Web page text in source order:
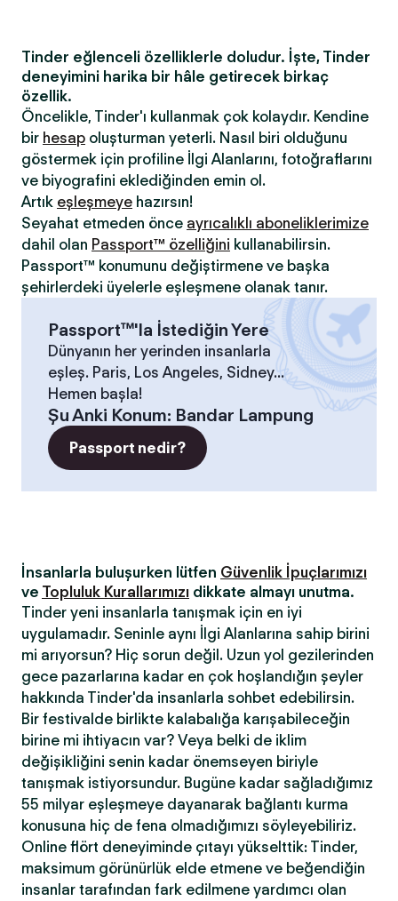
Tinder eğlenceli özelliklerle doludur. İşte, Tinder
deneyimini harika bir hâle getirecek birkaç
özellik.
Öncelikle, Tinder'ı kullanmak çok kolaydır. Kendine
bir hesap oluşturman yeterli. Nasıl biri olduğunu
göstermek için profiline İlgi Alanlarını, fotoğraflarını
ve biyografini eklediğinden emin ol.
Artık eşleşmeye hazırsın!
Seyahat etmeden önce ayrıcalıklı aboneliklerimize
dahil olan Passport™ özelliğini kullanabilirsin.
Passport™ konumunu değiştirmene ve başka
şehirlerdeki üyelerle eşleşmene olanak tanır.
Passport™'la İstediğin Yere
Dünyanın her yerinden insanlarla
eşleş. Paris, Los Angeles, Sidney...
Hemen başla!
Şu Anki Konum: Bandar Lampung
Passport nedir?
İnsanlarla buluşurken lütfen Güvenlik İpuçlarımızı
ve Topluluk Kurallarımızı dikkate almayı unutma.
Tinder yeni insanlarla tanışmak için en iyi
uygulamadır. Seninle aynı İlgi Alanlarına sahip birini
mi arıyorsun? Hiç sorun değil. Uzun yol gezilerinden
gece pazarlarına kadar en çok hoşlandığın şeyler
hakkında Tinder'da insanlarla sohbet edebilirsin.
Bir festivalde birlikte kalabalığa karışabileceğin
birine mi ihtiyacın var? Veya belki de iklim
değişikliğini senin kadar önemseyen biriyle
tanışmak istiyorsundur. Bugüne kadar sağladığımız
55 milyar eşleşmeye dayanarak bağlantı kurma
konusuna hiç de fena olmadığımızı söyleyebiliriz.
Online flört deneyiminde çıtayı yükselttik: Tinder,
maksimum görünürlük elde etmene ve beğendiğin
insanlar tarafından fark edilmene yardımcı olan